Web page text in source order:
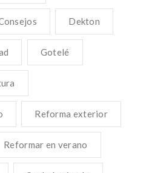
Dekton
Gotelé
Reforma exterior
Reformar en verano